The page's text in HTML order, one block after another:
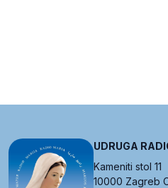
UDRUGA
Kameniti stol 11
10000 Zagreb